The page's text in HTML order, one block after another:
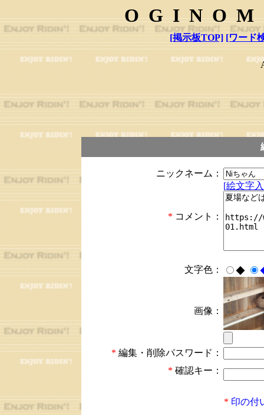
[掲示板TOP] [ワード
ニックネーム：
* コメント：
[絵文字
文字色： ◆
画像：
* 編集・削除パスワード：
* 確認キー：
* 印の付